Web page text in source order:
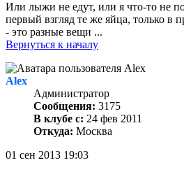
Или лыжи не едут, или я что-то не
первый взгляд те же яйца, только в
- это разные вещи ...
Вернуться к началу
Alex
Администратор
Сообщения: 3175
В клубе с: 24 фев 2011
Откуда: Москва
01 сен 2013 19:03